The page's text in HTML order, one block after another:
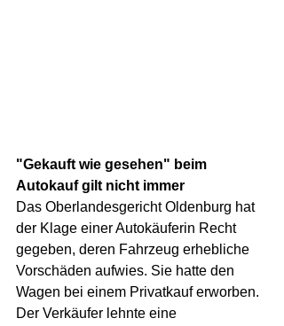
"Gekauft wie gesehen" beim
Autokauf gilt nicht immer
Das Oberlandesgericht Oldenburg hat
der Klage einer Autokäuferin Recht
gegeben, deren Fahrzeug erhebliche
Vorschäden aufwies. Sie hatte den
Wagen bei einem Privatkauf erworben.
Der Verkäufer lehnte eine